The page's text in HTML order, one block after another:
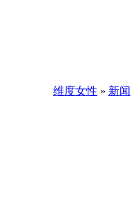
维度女性 » 新闻